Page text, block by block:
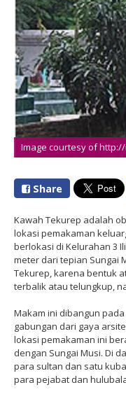
Image courtesy of
Share
Kawah Tekurep adalah
lokasi pemakaman
berlokasi di Kelurahan 3
meter dari tepian Sungai
Tekurep, karena bentuk
terbalik atau telungkup,
Makam ini dibangun
gabungan dari gaya
lokasi pemakaman ini
dengan Sungai Musi. Di
para sultan dan satu
para pejabat dan